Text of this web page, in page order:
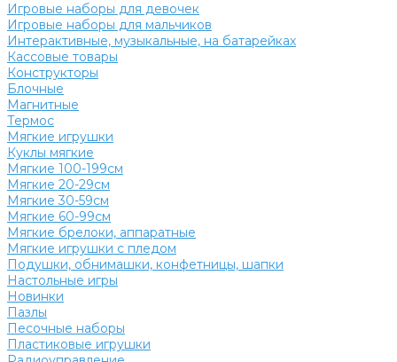
Игровые наборы для девочек
Игровые наборы для мальчиков
Интерактивные, музыкальные, на батарейках
Кассовые товары
Конструкторы
Блочные
Магнитные
Термос
Мягкие игрушки
Куклы мягкие
Мягкие 100-199см
Мягкие 20-29см
Мягкие 30-59см
Мягкие 60-99см
Мягкие брелоки, аппаратные
Мягкие игрушки с пледом
Подушки, обнимашки, конфетницы, шапки
Настольные игры
Новинки
Пазлы
Песочные наборы
Пластиковые игрушки